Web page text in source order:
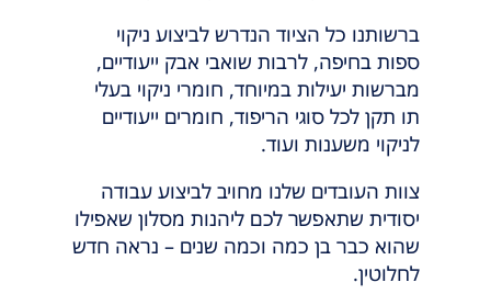
ברשותנו כל הציוד הנדרש לביצוע ניקוי
ספות בחיפה, לרבות שואבי אבק ייעודיים,
מברשות יעילות במיוחד, חומרי ניקוי בעלי
תו תקן לכל סוגי הריפוד, חומרים ייעודיים
לניקוי משענות ועוד.
צוות העובדים שלנו מחויב לביצוע עבודה
יסודית שתאפשר לכם ליהנות מסלון שאפילו
שהוא כבר בן כמה וכמה שנים – נראה חדש
לחלוטין.